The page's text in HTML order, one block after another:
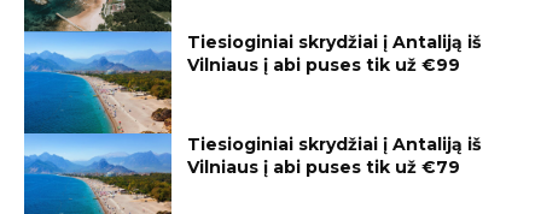
Tiesioginiai skrydžiai į Antaliją iš
Vilniaus į abi puses tik už €99
Tiesioginiai skrydžiai į Antaliją iš
Vilniaus į abi puses tik už €79